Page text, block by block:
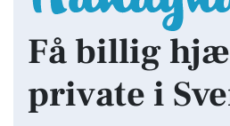
Få billig
private i